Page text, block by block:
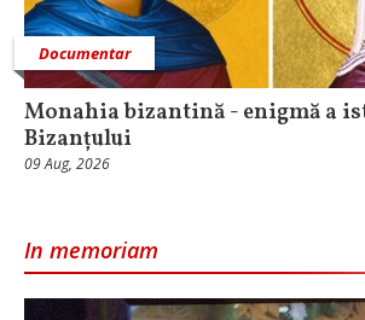
Documentar
Monahia bizantină - enigmă a
Bizanțului
09 Aug, 2026
In memoriam